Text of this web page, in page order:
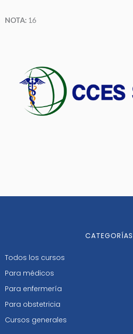
NOTA: 16
CATEGORÍAS
Todos los cursos
Para médicos
Para enfermería
Para obstetricia
Cursos generales